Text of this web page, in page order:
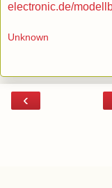
electronic.de/
Unknown
‹